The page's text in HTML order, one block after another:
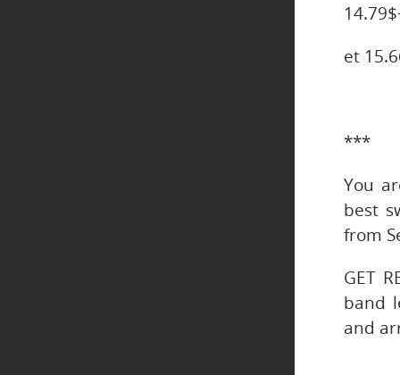
et
***
You
best
from
GET
band
and